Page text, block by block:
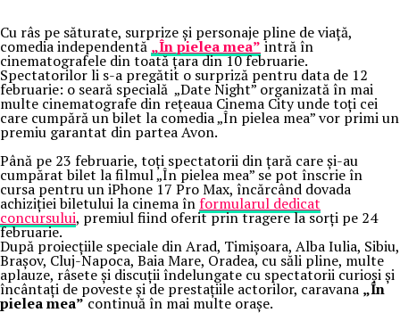
Cu râs pe săturate, surprize și personaje pline de viață,
comedia independentă„În pielea mea”intră în
cinematografele din toată țara din 10 februarie.
Spectatorilor li s-a pregătit o surpriză pentru data de 12
februarie: o seară specială „Date Night” organizată în mai
multe cinematografe din rețeaua Cinema City unde toți cei
care cumpără un bilet la comedia „În pielea mea” vor primi un
premiu garantat din partea Avon.
Până pe 23 februarie, toți spectatorii din țară care și-au
cumpărat bilet la filmul „În pielea mea” se pot înscrie în
cursa pentru un iPhone 17 Pro Max, încărcând dovada
achiziției biletului la cinema înformularul dedicat
concursului, premiul fiind oferit prin tragere la sorți pe 24
februarie.
După proiecțiile speciale din Arad, Timișoara, Alba Iulia, Sibiu,
Brașov, Cluj-Napoca, Baia Mare, Oradea, cu săli pline, multe
aplauze, râsete și discuții îndelungate cu spectatorii curioși și
încântați de poveste și de prestațiile actorilor, caravana „În
pielea mea”continuă în mai multe orașe.